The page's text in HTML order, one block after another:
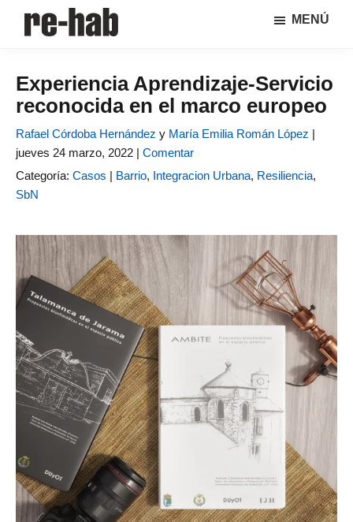
lateral
principal
│
Crisis
urbana,
y
regeneración
difusión
y
sobre
la
adaptación
de
ciudades
a
los
nuevos
retos
del Grupo
de
Investigación
en
Arquitectura,
Urbanismo
y
Sostenibilidad
(GIAU+S)
MENÚ
Experiencia Aprendizaje-Servicio
reconocida en el marco europeo
Rafael Córdoba Hernández y María Emilia Román López |
jueves 24 marzo, 2022 | Comentar
Categoría: Casos | Barrio, Integracion Urbana, Resiliencia,
SbN